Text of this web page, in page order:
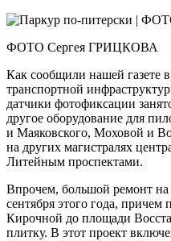
ФОТО Сергея ГРИЦКОВА
Как сообщили нашей газете
транспортной
датчики фотофиксации
другое оборудование для
и Маяковского, Моховой и
на других магистралях
Литейным проспектами.
Впрочем, большой ремонт на
сентября этого года, причем
Кирочной до площади
плитку. В этот проект